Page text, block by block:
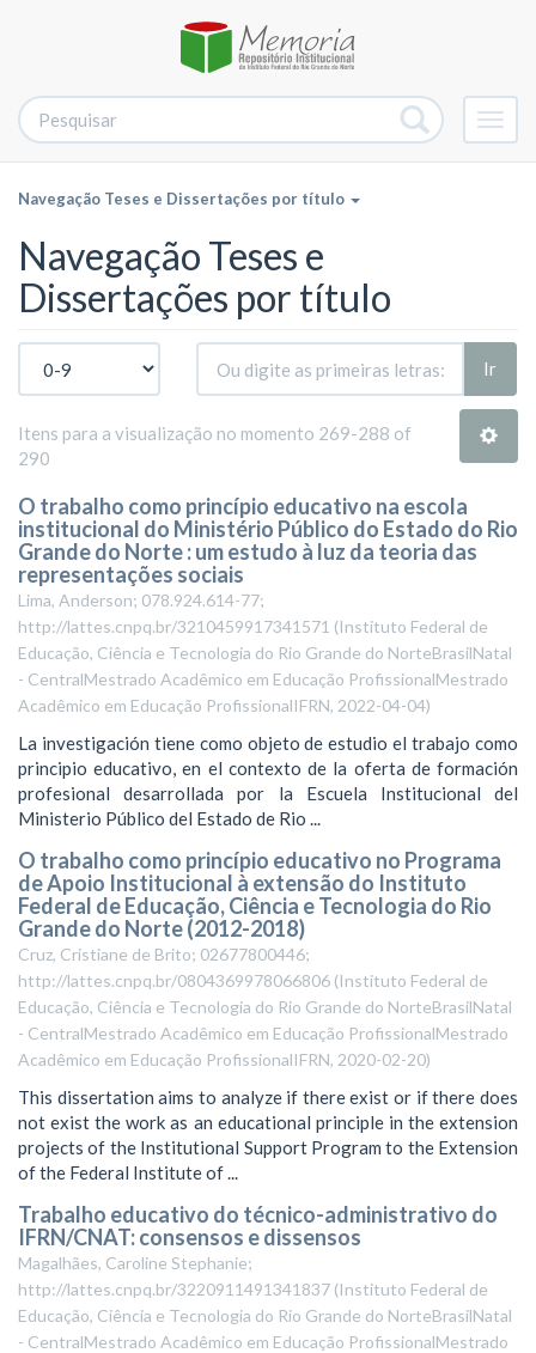
Navegação Teses e Dissertações por título
Navegação Teses e
Dissertações por título
Ir
Itens para a visualização no momento 269-288 of
290
O trabalho como princípio educativo na escola
institucional do Ministério Público do Estado do Rio
Grande do Norte : um estudo à luz da teoria das
representações sociais
Lima, Anderson; 078.924.614-77;
http://lattes.cnpq.br/3210459917341571 (Instituto Federal de
Educação, Ciência e Tecnologia do Rio Grande do NorteBrasilNatal
- CentralMestrado Acadêmico em Educação ProfissionalMestrado
Acadêmico em Educação ProfissionalIFRN, 2022-04-04)
La investigación tiene como objeto de estudio el trabajo como
principio educativo, en el contexto de la oferta de formación
profesional desarrollada por la Escuela Institucional del
Ministerio Público del Estado de Rio ...
O trabalho como princípio educativo no Programa
de Apoio Institucional à extensão do Instituto
Federal de Educação, Ciência e Tecnologia do Rio
Grande do Norte (2012-2018)
Cruz, Cristiane de Brito; 02677800446;
http://lattes.cnpq.br/0804369978066806 (Instituto Federal de
Educação, Ciência e Tecnologia do Rio Grande do NorteBrasilNatal
- CentralMestrado Acadêmico em Educação ProfissionalMestrado
Acadêmico em Educação ProfissionalIFRN, 2020-02-20)
This dissertation aims to analyze if there exist or if there does
not exist the work as an educational principle in the extension
projects of the Institutional Support Program to the Extension
of the Federal Institute of ...
Trabalho educativo do técnico-administrativo do
IFRN/CNAT: consensos e dissensos
Magalhães, Caroline Stephanie;
http://lattes.cnpq.br/3220911491341837 (Instituto Federal de
Educação, Ciência e Tecnologia do Rio Grande do NorteBrasilNatal
- CentralMestrado Acadêmico em Educação ProfissionalMestrado